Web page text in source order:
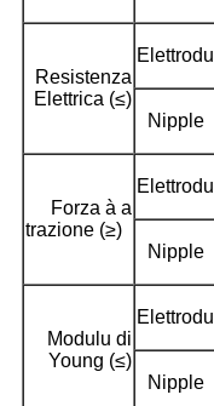
Resistenza
Elettrica (≤)
Elettrodu
Nipple
Forza à a
trazione (≥)
Elettrodu
Nipple
Modulu di
Young (≤)
Elettrodu
Nipple